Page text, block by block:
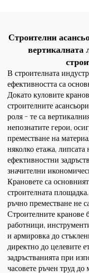
Строителни
вертикалната
В строителната
ефективността са
Докато куловите
строителните
роля – те са
непознатите герои,
преместване на
няколко етажа, липсата
ефективностни
значителни
Крановете са
строителната
ръчно преместване не
Строителните кранове
работници,
и армировка до
директно до целевите
задръстванията при
часовете ръчен труд